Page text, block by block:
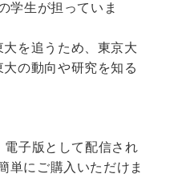
学生が担っていま
を追うため、東京大
の動向や研究を知る
子版として配信され
単にご購入いただけま